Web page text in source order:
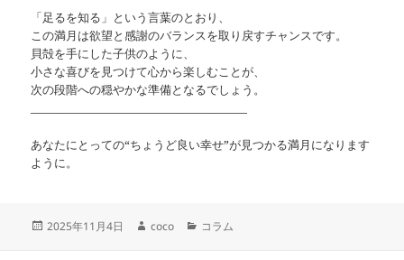
「足るを知る」という言葉のとおり、
この満月は欲望と感謝のバランスを取り戻すチャンスです。
貝殻を手にした子供のように、
小さな喜びを見つけて心から楽しむことが、
次の段階への穏やかな準備となるでしょう。
あなたにとっての“ちょうど良い幸せ”が見つかる満月になります
ように。
投
2025年11月4日
作
coco
カ
コラム